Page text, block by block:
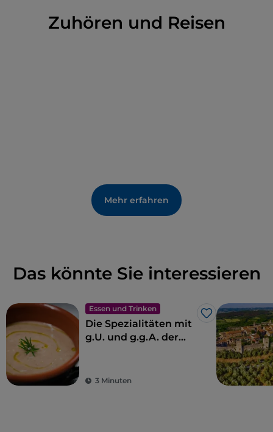
Spitze der Türme und die Oberkante der Gehwege
säumen.Zuhören und Reisen
Mehr erfahren
Das könnte Sie interessieren
Essen und Trinken
Like
Die Spezialitäten mit
g.U. und g.g.A. der
3 Minuten